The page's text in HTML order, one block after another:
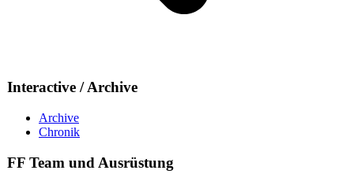
Interactive / Archive
Archive
Chronik
FF Team und Ausrüstung